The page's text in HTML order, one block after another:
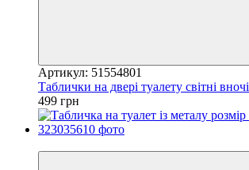
Артикул: 51554801
Таблички на двері туалету світні вночі
499 грн